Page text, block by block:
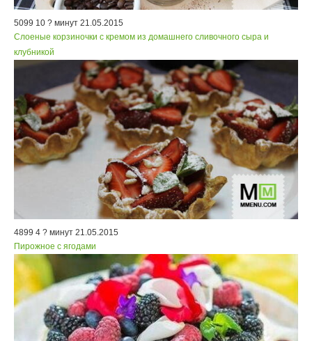
5099 10 ? минут 21.05.2015
Слоеные корзиночки с кремом из домашнего сливочного сыра и
клубникой
4899 4 ? минут 21.05.2015
Пирожное с ягодами